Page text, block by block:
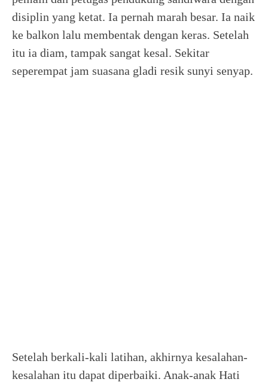
disiplin yang ketat. Ia pernah marah besar. Ia naik
ke balkon lalu membentak dengan keras. Setelah
itu ia diam, tampak sangat kesal. Sekitar
seperempat jam suasana gladi resik sunyi senyap.
Setelah berkali-kali latihan, akhirnya kesalahan-
kesalahan itu dapat diperbaiki. Anak-anak Hati